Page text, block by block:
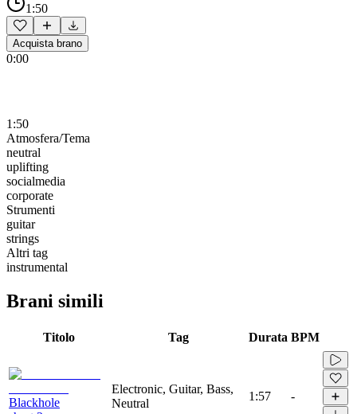
1:50
Acquista brano
0:00
1:50
Atmosfera/Tema
neutral
uplifting
socialmedia
corporate
Strumenti
guitar
strings
Altri tag
instrumental
Brani simili
Titolo Tag Durata BPM
Blackhole
Electronic, Guitar, Bass,
Neutral
1:57 -